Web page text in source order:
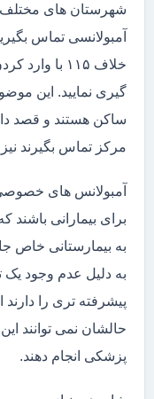
شهرستان های مختلف
آمبولانسی تماس
خلاف ۱۱۵
گیری نمایید. این
مرکز تماس بگیرند
آمبولانس های
برای بیمارانی باشند
به بیمارستانی خاص
به دلیل عدم وجود یک
پیشرفته تری را
حالشان نمی توانند
پزشکی انجام دهند.